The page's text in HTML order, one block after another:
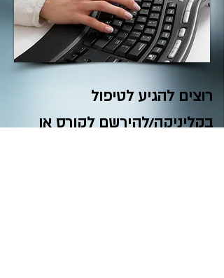
רוצים להגיע לטיפול
בקליניקה/להירשם לקורס או